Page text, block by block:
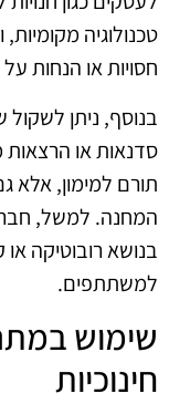
טכנולוגיה
חסויות או הנחות
בנוסף, ניתן
סדנאות או הרצאות
תורם למימון, אלא
המחנה. למשל,
בנושא רובוטיקה או
למשתתפים.
שימוש
חינוכיות